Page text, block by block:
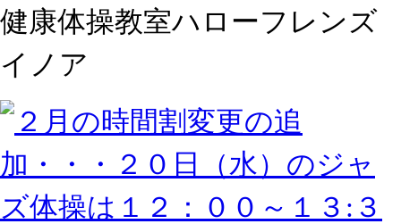
健康体操教室ハローフレンズ
イノア